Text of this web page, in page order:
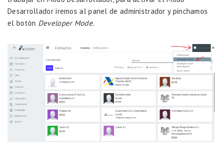
Desarrollador iremos al panel de administrador y pinchamos
el botón Developer Mode.